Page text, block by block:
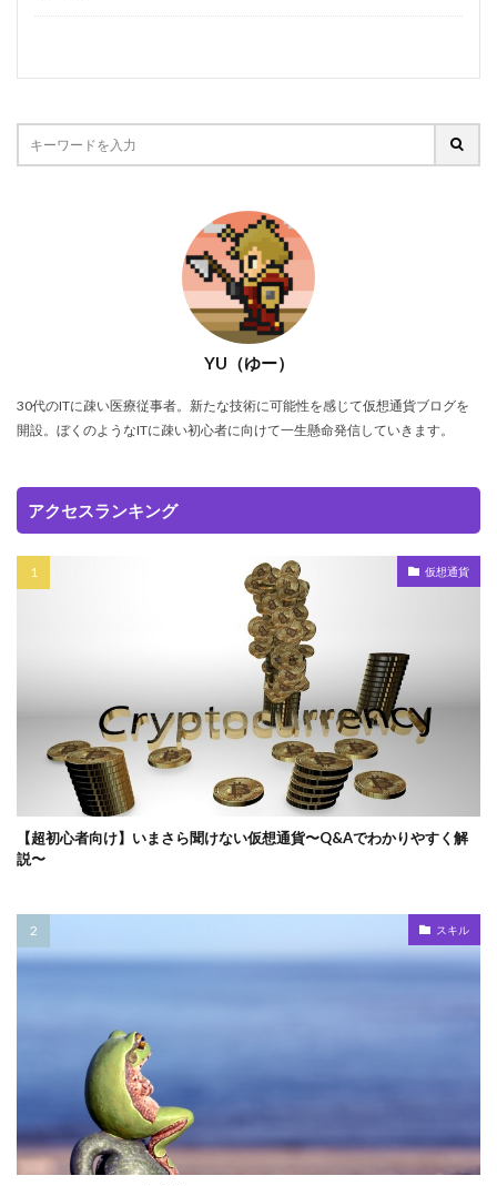
YU（ゆー）
30代のITに疎い医療従事者。新たな技術に可能性を感じて仮想通貨ブログを
開設。ぼくのようなITに疎い初心者に向けて一生懸命発信していきます。
アクセスランキング
仮想通貨
【超初心者向け】いまさら聞けない仮想通貨〜Q&Aでわかりやすく解
説〜
スキル
検索